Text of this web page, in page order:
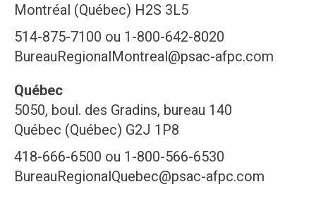
Montréal (Québec) H2S 3L5
514-875-7100 ou 1-800-642-8020
BureauRegionalMontreal@psac-afpc.com
Québec
5050, boul. des Gradins, bureau 140
Québec (Québec) G2J 1P8
418-666-6500 ou 1-800-566-6530
BureauRegionalQuebec@psac-afpc.com